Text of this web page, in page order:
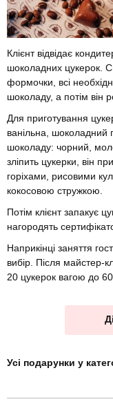
Клієнт відвідає
шоколадних цукерок.
формочки, всі
шоколаду, а потім він
Для приготування
ванільна, шоколадний
шоколаду: чорний,
зліпить цукерки, він
горіхами, рисовими
кокосовою стружкою.
Потім клієнт запакує
нагородять
Наприкінці заняття
вибір. Після майстер-
20 цукерок вагою до
Усі подарунки у